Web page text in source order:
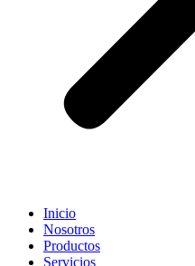
Inicio
Nosotros
Productos
Servicios